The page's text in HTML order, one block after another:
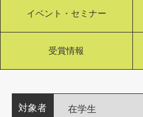
イベント・セミナー
受賞情報
対象者